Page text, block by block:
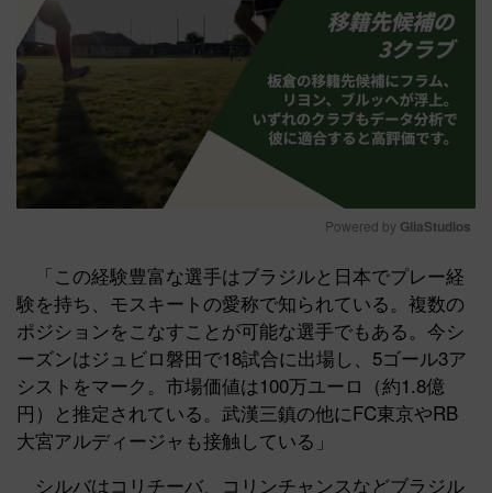
Mute
Powered by GliaStudios
「この経験豊富な選手はブラジルと日本でプレー経
験を持ち、モスキートの愛称で知られている。複数の
ポジションをこなすことが可能な選手でもある。今シ
ーズンはジュビロ磐田で18試合に出場し、5ゴール3ア
シストをマーク。市場価値は100万ユーロ（約1.8億
円）と推定されている。武漢三鎮の他にFC東京やRB
大宮アルディージャも接触している」
シルバはコリチーバ、コリンチャンスなどブラジル